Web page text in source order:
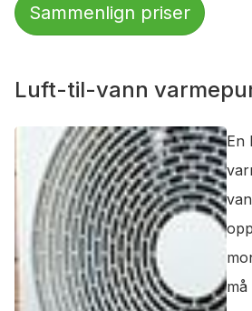
Sammenlign priser
Luft-til-vann
En